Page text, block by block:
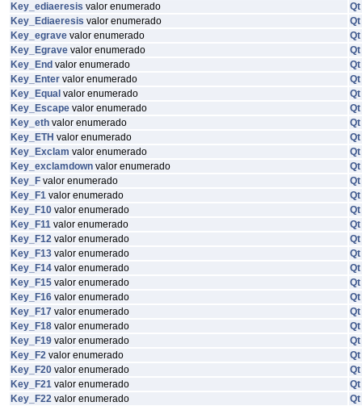
Key_ediaeresis valor enumerado
Qt
Key_Ediaeresis valor enumerado
Qt
Key_egrave valor enumerado
Qt
Key_Egrave valor enumerado
Qt
Key_End valor enumerado
Qt
Key_Enter valor enumerado
Qt
Key_Equal valor enumerado
Qt
Key_Escape valor enumerado
Qt
Key_eth valor enumerado
Qt
Key_ETH valor enumerado
Qt
Key_Exclam valor enumerado
Qt
Key_exclamdown valor enumerado
Qt
Key_F valor enumerado
Qt
Key_F1 valor enumerado
Qt
Key_F10 valor enumerado
Qt
Key_F11 valor enumerado
Qt
Key_F12 valor enumerado
Qt
Key_F13 valor enumerado
Qt
Key_F14 valor enumerado
Qt
Key_F15 valor enumerado
Qt
Key_F16 valor enumerado
Qt
Key_F17 valor enumerado
Qt
Key_F18 valor enumerado
Qt
Key_F19 valor enumerado
Qt
Key_F2 valor enumerado
Qt
Key_F20 valor enumerado
Qt
Key_F21 valor enumerado
Qt
Key_F22 valor enumerado
Qt